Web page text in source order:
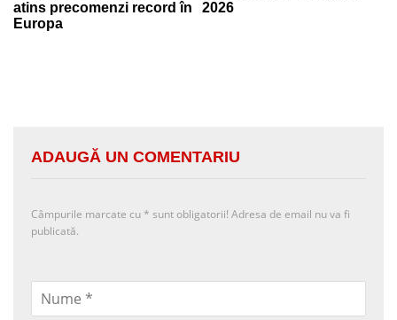
atins precomenzi record în
Europa
2026
ADAUGĂ UN COMENTARIU
Câmpurile marcate cu * sunt obligatorii! Adresa de email nu va fi
publicată.